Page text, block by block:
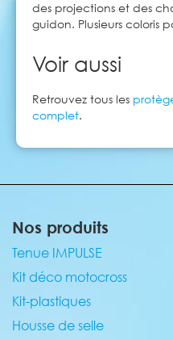
des projections et des
guidon. Plusieurs coloris
Voir aussi
Retrouvez tous les
complet.
Nos produits
Tenue IMPULSE
Kit déco motocross
Kit-plastiques
Housse de selle